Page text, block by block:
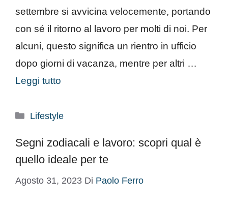
settembre si avvicina velocemente, portando
con sé il ritorno al lavoro per molti di noi. Per
alcuni, questo significa un rientro in ufficio
dopo giorni di vacanza, mentre per altri …
Leggi tutto
Categorie
Lifestyle
Segni zodiacali e lavoro: scopri qual è
quello ideale per te
Agosto 31, 2023 Di Paolo Ferro